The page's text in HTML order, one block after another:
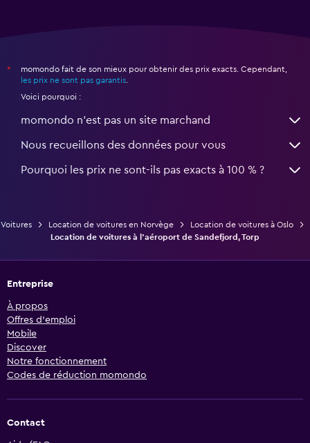
*
momondo fait de son mieux pour obtenir des prix exacts. Cependant,
les prix ne sont pas garantis.
Voici pourquoi :
momondo n'est pas un site marchand
Nous recueillons des données pour vous
Pourquoi les prix ne sont-ils pas exacts à 100 % ?
Voitures Location de voitures en Norvège
Location de voitures à Oslo
Location de voitures à l'aéroport de Sandefjord, Torp
Entreprise
À propos
Offres d’emploi
Mobile
Discover
Notre fonctionnement
Codes de réduction momondo
Contact